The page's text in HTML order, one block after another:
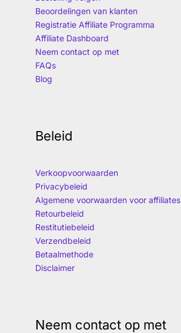
Beoordelingen van klanten
Registratie Affiliate Programma
Affiliate Dashboard
Neem contact op met
FAQs
Blog
Beleid
Verkoopvoorwaarden
Privacybeleid
Algemene voorwaarden voor affiliates
Retourbeleid
Restitutiebeleid
Verzendbeleid
Betaalmethode
Disclaimer
Neem contact op met